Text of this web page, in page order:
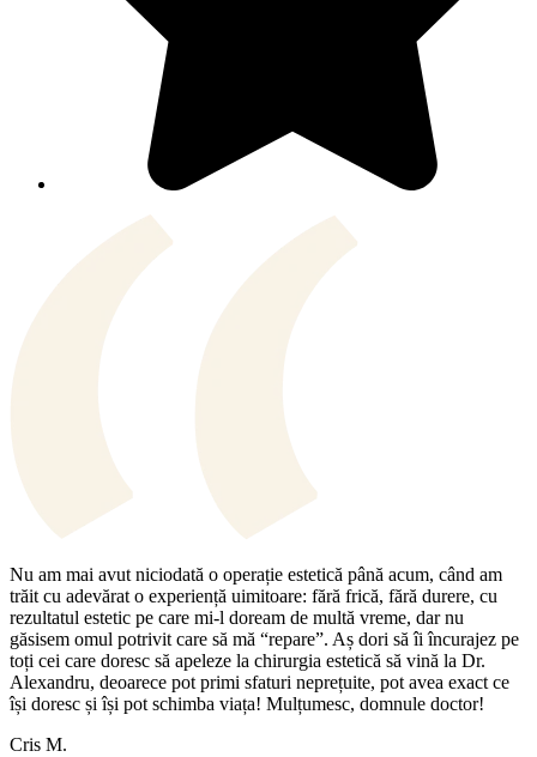
Nu am mai avut niciodată o operație estetică până acum, când am
trăit cu adevărat o experiență uimitoare: fără frică, fără durere, cu
rezultatul estetic pe care mi-l doream de multă vreme, dar nu
găsisem omul potrivit care să mă “repare”. Aș dori să îi încurajez pe
toți cei care doresc să apeleze la chirurgia estetică să vină la Dr.
Alexandru, deoarece pot primi sfaturi neprețuite, pot avea exact ce
își doresc și își pot schimba viața! Mulțumesc, domnule doctor!
Cris M.